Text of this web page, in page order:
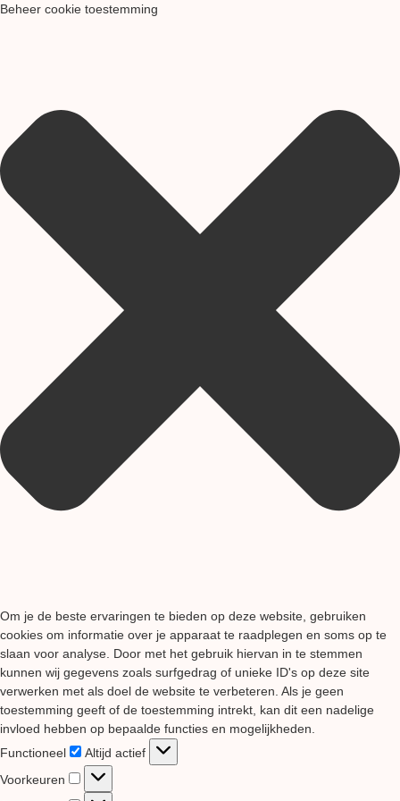
Beheer cookie toestemming
Om je de beste ervaringen te bieden op deze website, gebruiken
cookies om informatie over je apparaat te raadplegen en soms op te
slaan voor analyse. Door met het gebruik hiervan in te stemmen
kunnen wij gegevens zoals surfgedrag of unieke ID's op deze site
verwerken met als doel de website te verbeteren. Als je geen
toestemming geeft of de toestemming intrekt, kan dit een nadelige
invloed hebben op bepaalde functies en mogelijkheden.
Functioneel
Functioneel
Altijd actief
Voorkeuren
Voorkeuren